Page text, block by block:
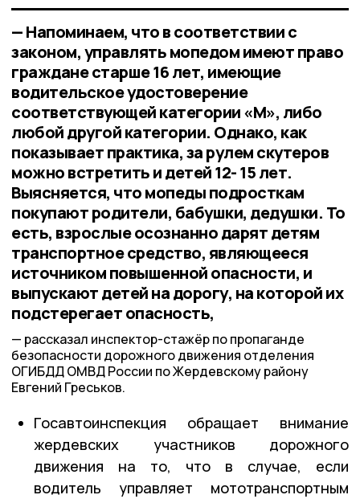
— Напоминаем, что в соответствии с
законом, управлять мопедом имеют право
граждане старше 16 лет, имеющие
водительское удостоверение
соответствующей категории «М», либо
любой другой категории. Однако, как
показывает практика, за рулем скутеров
можно встретить и детей 12- 15 лет.
Выясняется, что мопеды подросткам
покупают родители, бабушки, дедушки. То
есть, взрослые осознанно дарят детям
транспортное средство, являющееся
источником повышенной опасности, и
выпускают детей на дорогу, на которой их
подстерегает опасность,
рассказал инспектор-стажёр по пропаганде
безопасности дорожного движения отделения
ОГИБДД ОМВД России по Жердевскому району
Евгений Греськов.
Госавтоинспекция обращает внимание
жердевских участников дорожного
движения на то, что в случае, если
водитель управляет мототранспортным